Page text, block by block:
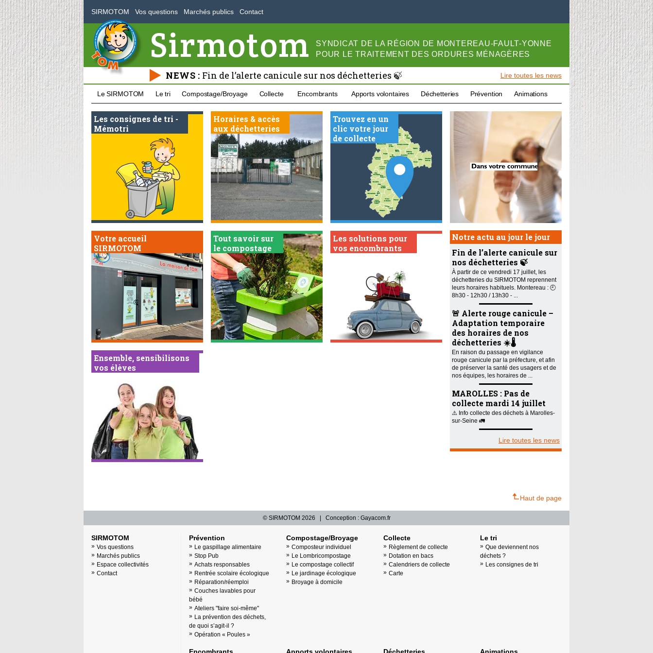
SIRMOTOM Vos questions Marchés publics Contact
Sirmotom SYNDICAT DE LA RÉGION DE MONTEREAU-FAULT-YONNE
POUR LE TRAITEMENT DES ORDURES MÉNAGÈRES
NEWS : Fin de l’alerte canicule sur nos déchetteries 🍃 Lire toutes les news
Le SIRMOTOM Le tri Compostage/Broyage Collecte Encombrants Apports volontaires Déchetteries Prévention Animations
Les consignes de tri -
Mémotri
Horaires & accès
aux déchetteries
Trouvez en un
clic votre jour
de collecte
Votre accueil
SIRMOTOM
Tout savoir sur
le compostage
Les solutions pour
vos encombrants
Ensemble, sensibilisons
vos élèves
Notre actu au jour le jour
Fin de l’alerte canicule sur
nos déchetteries 🍃
À partir de ce vendredi 17 juillet, les
déchetteries du SIRMOTOM reprennent
leurs horaires habituels. Montereau : 🕘
8h30 - 12h30 / 13h30 - ...
🚨 Alerte rouge canicule –
Adaptation temporaire
des horaires de nos
déchetteries ☀️🌡️
En raison du passage en vigilance
rouge canicule par la préfecture, et afin
de préserver la santé des usagers et de
nos équipes, les horaires de ...
MAROLLES : Pas de
collecte mardi 14 juillet
⚠️ Info collecte des déchets à Marolles-
sur-Seine 🚛
Lire toutes les news
Haut de page
© SIRMOTOM 2026 | Conception : Gayacom.fr
SIRMOTOM
Vos questions
Marchés publics
Espace collectivités
Contact
Prévention
Le gaspillage alimentaire
Stop Pub
Achats responsables
Rentrée scolaire écologique
Réparation/réemploi
Couches lavables pour
bébé
Ateliers "faire soi-même"
La prévention des déchets,
de quoi s’agit-il ?
Opération « Poules »
Compostage/Broyage
Composteur individuel
Le Lombricompostage
Le compostage collectif
Le jardinage écologique
Broyage à domicile
Collecte
Règlement de collecte
Dotation en bacs
Calendriers de collecte
Carte
Le tri
Que deviennent nos
déchets ?
Les consignes de tri